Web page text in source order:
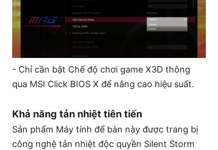
- Chỉ cần bật Chế độ chơi game X3D thông
qua MSI Click BIOS X để nâng cao hiệu suất.
Khả năng tản nhiệt tiên tiến
Sản phẩm Máy tính để bàn này được trang bị
công nghệ tản nhiệt độc quyền Silent Storm